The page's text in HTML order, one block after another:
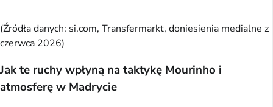
(Źródła danych: si.com, Transfermarkt, doniesienia medialne z
czerwca 2026)
Jak te ruchy wpłyną na taktykę Mourinho i
atmosferę w Madrycie